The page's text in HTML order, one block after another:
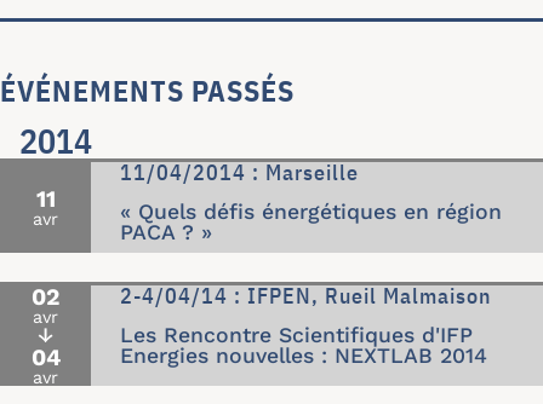
ÉVÉNEMENTS PASSÉS
2014
11
avr
11/04/2014 : Marseille
« Quels défis énergétiques en région
PACA ? »
02
avr
↓
04
avr
2-4/04/14 : IFPEN, Rueil Malmaison
Les Rencontre Scientifiques d'IFP
Energies nouvelles : NEXTLAB 2014